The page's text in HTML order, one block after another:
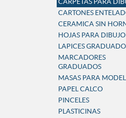
CARTONES
CERAMICA SIN
HOJAS PARA DIBUJO
LAPICES
MARCADORES
GRADUADOS
MASAS PARA
PAPEL CALCO
PINCELES
PLASTICINAS